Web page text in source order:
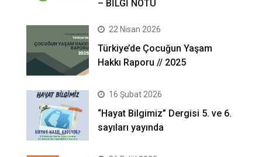
– BİLGİ NOTU
22 Nisan 2026
Türkiye’de Çocuğun Yaşam
Hakkı Raporu // 2025
16 Şubat 2026
“Hayat Bilgimiz” Dergisi 5. ve 6.
sayıları yayında